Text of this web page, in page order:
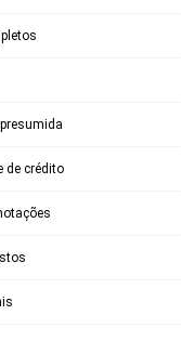
de crédito